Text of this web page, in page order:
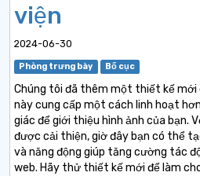
viện
2024-06-30
Phòng trưng bày Bố cục
Chúng tôi đã thêm một thiết kế mới
này cung cấp một cách linh hoạt
giác để giới thiệu hình ảnh của bạn.
được cải thiện, giờ đây bạn có thể
và năng động giúp tăng cường tác
web. Hãy thử thiết kế mới để làm